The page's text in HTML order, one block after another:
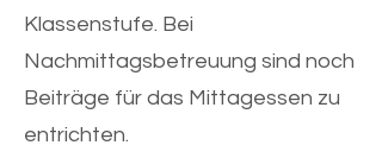
Klassenstufe. Bei
Nachmittagsbetreuung sind noch
Beiträge für das Mittagessen zu
entrichten.